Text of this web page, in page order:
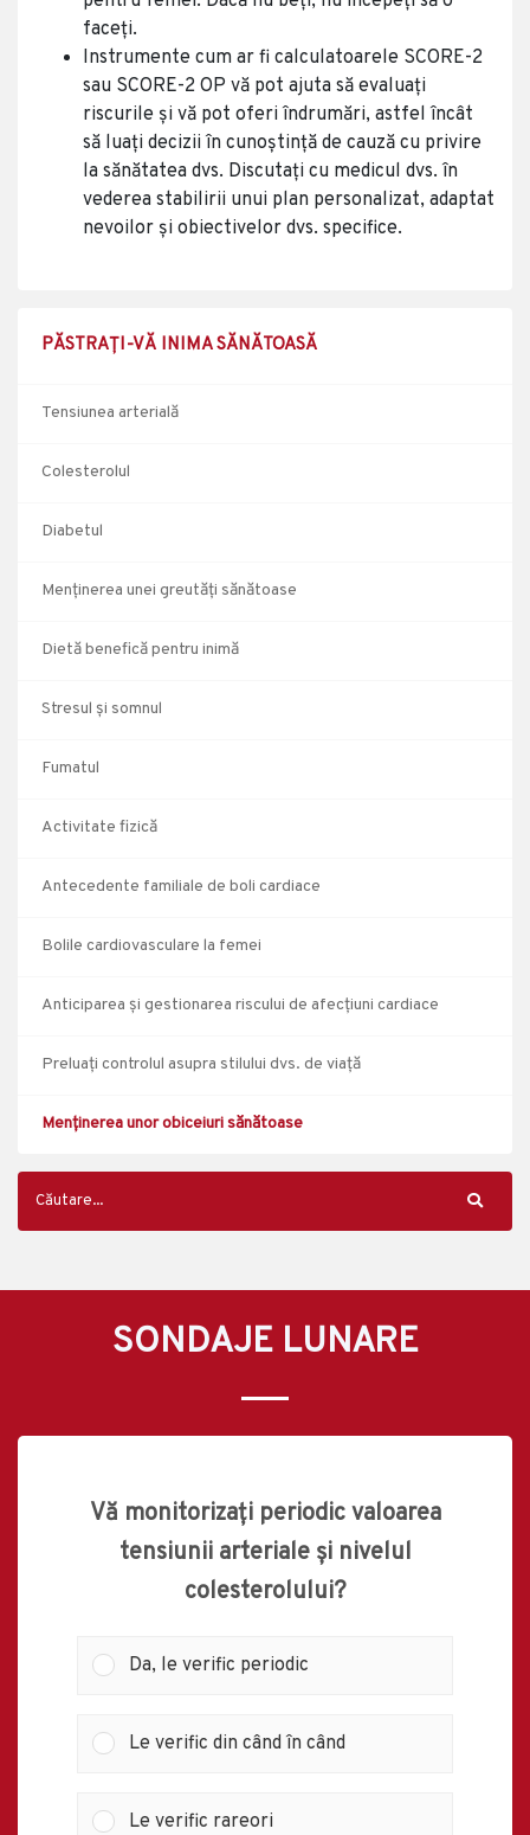
faceți.
Instrumente cum ar fi calculatoarele SCORE-2
sau SCORE-2 OP vă pot ajuta să evaluați
riscurile și vă pot oferi îndrumări, astfel încât
să luați decizii în cunoștință de cauză cu privire
la sănătatea dvs. Discutați cu medicul dvs. în
vederea stabilirii unui plan personalizat, adaptat
nevoilor și obiectivelor dvs. specifice.
PĂSTRAȚI-VĂ INIMA SĂNĂTOASĂ
Tensiunea arterială
Colesterolul
Diabetul
Menținerea unei greutăți sănătoase
Dietă benefică pentru inimă
Stresul și somnul
Fumatul
Activitate fizică
Antecedente familiale de boli cardiace
Bolile cardiovasculare la femei
Anticiparea și gestionarea riscului de afecțiuni cardiace
Preluați controlul asupra stilului dvs. de viață
Menținerea unor obiceiuri sănătoase
SONDAJE LUNARE
Vă monitorizați periodic valoarea
tensiunii arteriale și nivelul
colesterolului?
Da, le verific periodic
Le verific din când în când
Le verific rareori